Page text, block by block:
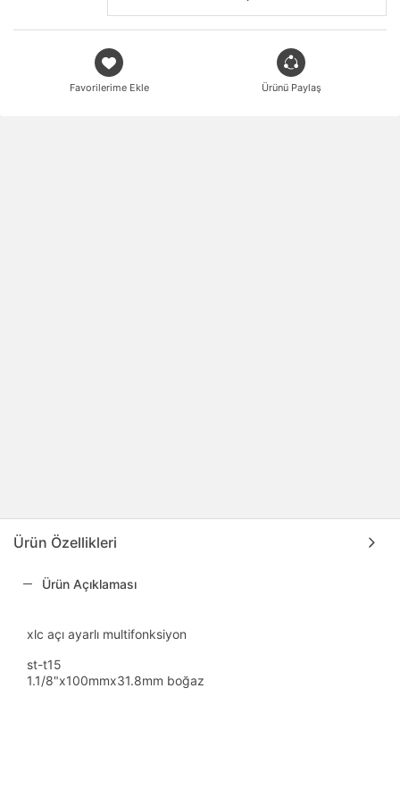
Favorilerime Ekle Ürünü Paylaş
Ürün Özellikleri
Ürün Açıklaması
xlc açı ayarlı multifonksiyon
st-t15
1.1/8"x100mmx31.8mm boğaz